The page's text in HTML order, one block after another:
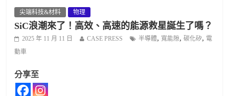
尖端科技&材料 物理
SiC浪潮來了！高效、高速的能源救星誕生了嗎？
2025 年 11 月 11 日 CASE PRESS 半導體, 寬能隙,碳化矽, 電
動車
分享至